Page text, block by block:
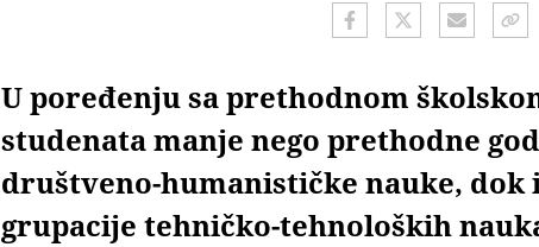
U poređenju sa prethodnom
studenata manje nego prethodne
društveno-humanističke nauke, dok
grupacije tehničko-tehnoloških